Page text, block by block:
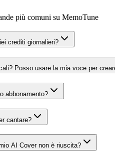
più comuni su MemoTune
crediti giornalieri?
Posso usare la mia voce per
abbonamento?
cantare?
AI Cover non è riuscita?